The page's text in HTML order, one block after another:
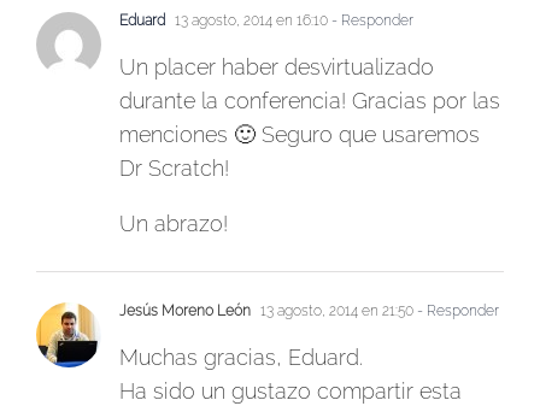
Eduard 13 agosto, 2014 en 16:10 - Responder
Un placer haber desvirtualizado
durante la conferencia! Gracias por las
menciones 🙂 Seguro que usaremos
Dr Scratch!
Un abrazo!
Jesús Moreno León 13 agosto, 2014 en 21:50 - Responder
Muchas gracias, Eduard.
Ha sido un gustazo compartir esta